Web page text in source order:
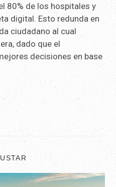
80% de los hospitales y
digital. Esto redunda en
ciudadano al cual
dado que el
decisiones en base